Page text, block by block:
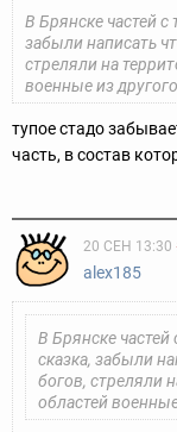
В Брянске частей с
забыли написать
стреляли на
военные из
тупое стадо
часть, в состав
20 СЕН 13:30
alex185
В Брянске частей
сказка, забыли
богов, стреляли
областей